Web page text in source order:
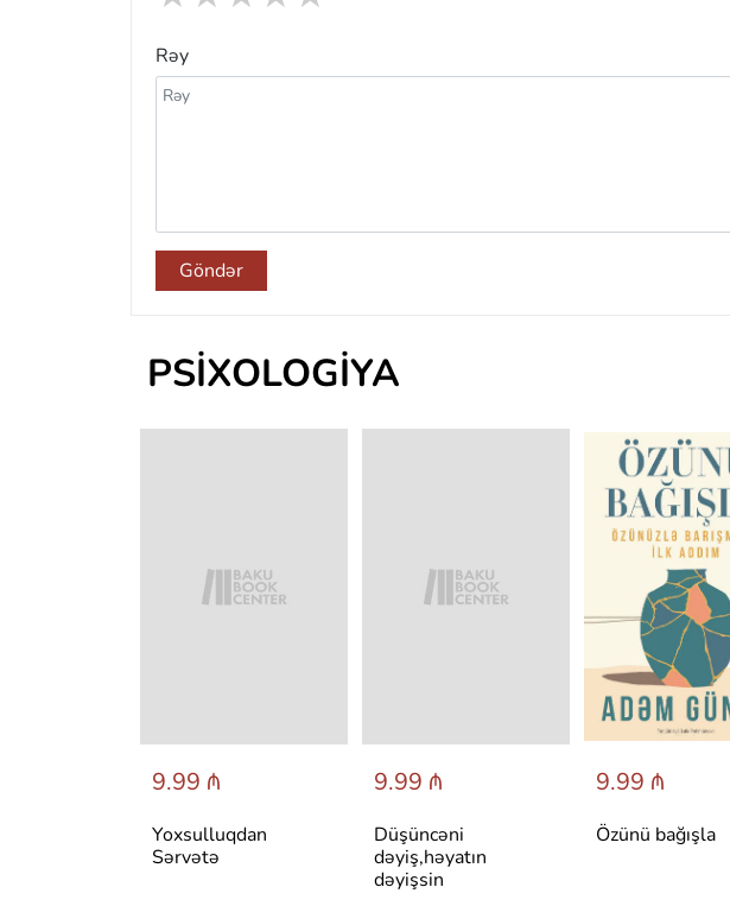
Rəy
Göndər
PSIXOLOGIYA
9.99 ₼
Yoxsulluqdan
Sərvətə
9.99 ₼
Düşüncəni
dəyiş,həyatın
dəyişsin
9.99 ₼
Özünü bağışla